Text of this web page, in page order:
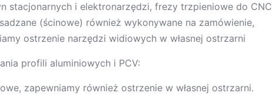
stacjonarnych i elektronarzędzi, frezy trzpieniowe do CNC
(ścinowe) również wykonywane na zamówienie,
ostrzenie narzędzi widiowych w własnej ostrzarni
profili aluminiowych i PCV:
zapewniamy również ostrzenie w własnej ostrzarni.